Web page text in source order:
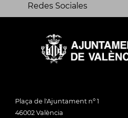
Redes Sociales
Plaça de l'Ajuntament nº 1
46002 València